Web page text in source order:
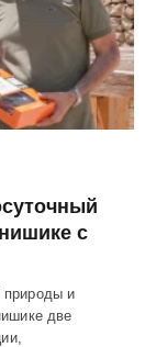
с
природы и
две